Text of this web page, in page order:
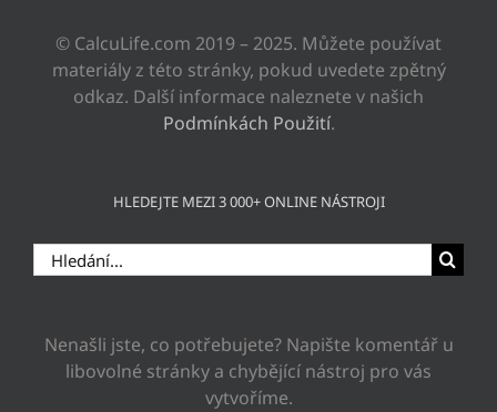
© CalcuLife.com 2019 – 2025. Můžete používat
materiály z této stránky, pokud uvedete zpětný
odkaz. Další informace naleznete v našich
Podmínkách Použití.
HLEDEJTE MEZI 3 000+ ONLINE NÁSTROJI
Hledat:
Nenašli jste, co potřebujete? Napište komentář u
libovolné stránky a chybějící nástroj pro vás
vytvoříme.